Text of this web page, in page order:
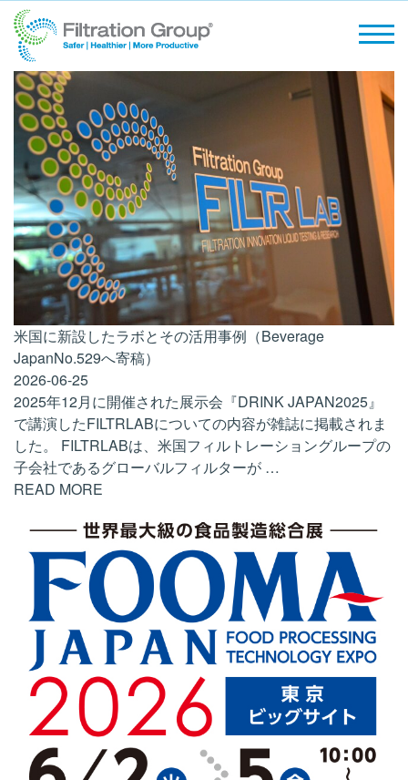
Making the World Safer,
Healthier and More Productive
米国に新設したラボとその活用事例（Beverage
JapanNo.529へ寄稿）
2026-06-25
2025年12月に開催された展示会『DRINK JAPAN2025』
で講演したFILTRLABについての内容が雑誌に掲載されま
した。 FILTRLABは、米国フィルトレーショングループの
子会社であるグローバルフィルターが …
READ MORE
エアーフィルター
ガス吸着
脱臭装置
一般産業
マイクロエレクトロニクス
工作機械
産業用油圧システム
風力発電
従来型発電
ヘルスケア
ライフサイエンスと製薬
ISO
NEWS